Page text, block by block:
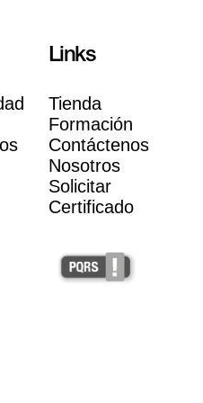
Links
Tienda
Formación
Contáctenos
Nosotros
Solicitar
Certificado